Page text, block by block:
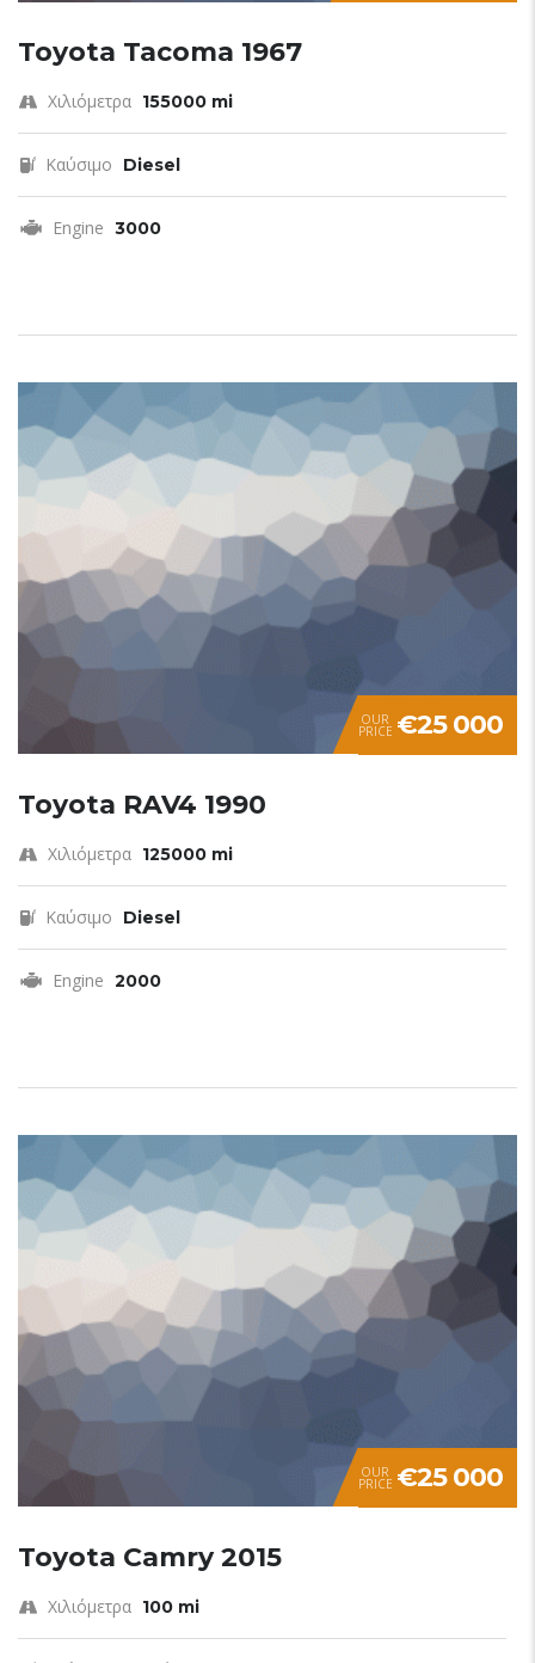
Toyota Tacoma 1967
Χιλιόμετρα 155000 mi
Καύσιμο Diesel
Engine 3000
OUR
PRICE €25 000
Toyota RAV4 1990
Χιλιόμετρα 125000 mi
Καύσιμο Diesel
Engine 2000
OUR
PRICE €25 000
Toyota Camry 2015
Χιλιόμετρα 100 mi